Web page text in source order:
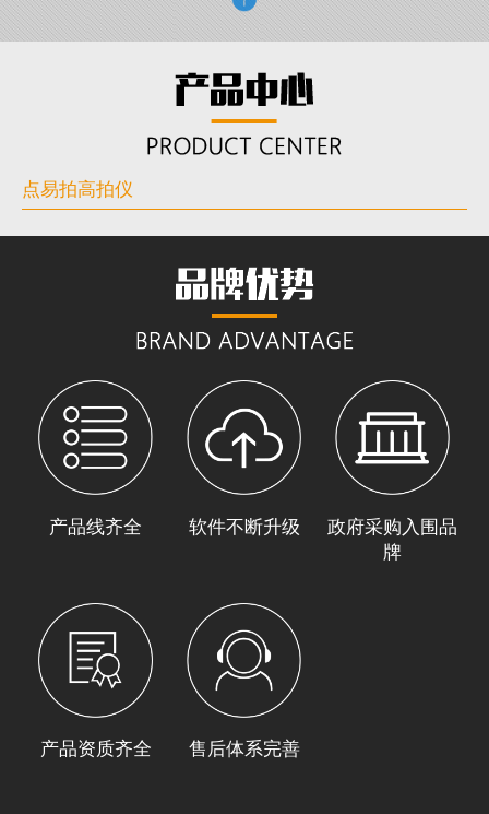
点易拍高拍仪
产品线齐全 软件不断升级
政府采购入围品
牌
产品资质齐全 售后体系完善